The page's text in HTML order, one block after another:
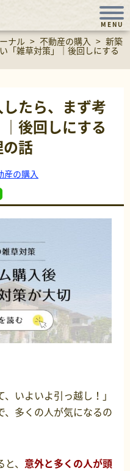
MENU
ナル > 不動産の購入 > 新築
「雑草対策」｜後回しにする
たら、まず考
後回しにする
話
産の購入
いよいよ引っ越し！」
、多くの人が気になるの
、 意外と多くの人が頭